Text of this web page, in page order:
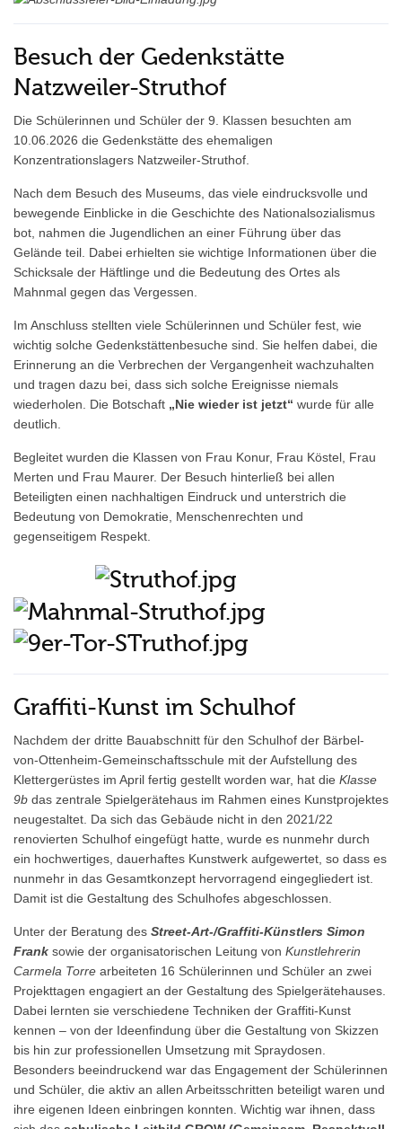
Besuch der Gedenkstätte
Natzweiler-Struthof
Die Schülerinnen und Schüler der 9. Klassen besuchten am
10.06.2026 die Gedenkstätte des ehemaligen
Konzentrationslagers Natzweiler-Struthof.
Nach dem Besuch des Museums, das viele eindrucksvolle und
bewegende Einblicke in die Geschichte des Nationalsozialismus
bot, nahmen die Jugendlichen an einer Führung über das
Gelände teil. Dabei erhielten sie wichtige Informationen über die
Schicksale der Häftlinge und die Bedeutung des Ortes als
Mahnmal gegen das Vergessen.
Im Anschluss stellten viele Schülerinnen und Schüler fest, wie
wichtig solche Gedenkstättenbesuche sind. Sie helfen dabei, die
Erinnerung an die Verbrechen der Vergangenheit wachzuhalten
und tragen dazu bei, dass sich solche Ereignisse niemals
wiederholen. Die Botschaft „Nie wieder ist jetzt“ wurde für alle
deutlich.
Begleitet wurden die Klassen von Frau Konur, Frau Köstel, Frau
Merten und Frau Maurer. Der Besuch hinterließ bei allen
Beteiligten einen nachhaltigen Eindruck und unterstrich die
Bedeutung von Demokratie, Menschenrechten und
gegenseitigem Respekt.
Graffiti-Kunst im Schulhof
Nachdem der dritte Bauabschnitt für den Schulhof der Bärbel-
von-Ottenheim-Gemeinschaftsschule mit der Aufstellung des
Klettergerüstes im April fertig gestellt worden war, hat die Klasse
9b das zentrale Spielgerätehaus im Rahmen eines Kunstprojektes
neugestaltet. Da sich das Gebäude nicht in den 2021/22
renovierten Schulhof eingefügt hatte, wurde es nunmehr durch
ein hochwertiges, dauerhaftes Kunstwerk aufgewertet, so dass es
nunmehr in das Gesamtkonzept hervorragend eingegliedert ist.
Damit ist die Gestaltung des Schulhofes abgeschlossen.
Unter der Beratung des Street-Art-/Graffiti-Künstlers Simon
Frank sowie der organisatorischen Leitung von Kunstlehrerin
Carmela Torre arbeiteten 16 Schülerinnen und Schüler an zwei
Projekttagen engagiert an der Gestaltung des Spielgerätehauses.
Dabei lernten sie verschiedene Techniken der Graffiti-Kunst
kennen – von der Ideenfindung über die Gestaltung von Skizzen
bis hin zur professionellen Umsetzung mit Spraydosen.
Besonders beeindruckend war das Engagement der Schülerinnen
und Schüler, die aktiv an allen Arbeitsschritten beteiligt waren und
ihre eigenen Ideen einbringen konnten. Wichtig war ihnen, dass